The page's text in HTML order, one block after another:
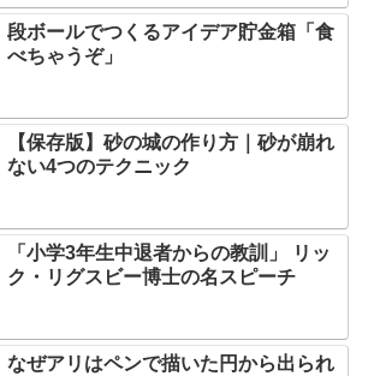
段ボールでつくるアイデア貯金箱「食
べちゃうぞ」
【保存版】砂の城の作り方｜砂が崩れ
ない4つのテクニック
「小学3年生中退者からの教訓」 リッ
ク・リグスビー博士の名スピーチ
なぜアリはペンで描いた円から出られ